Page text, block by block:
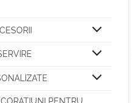
PENTRU